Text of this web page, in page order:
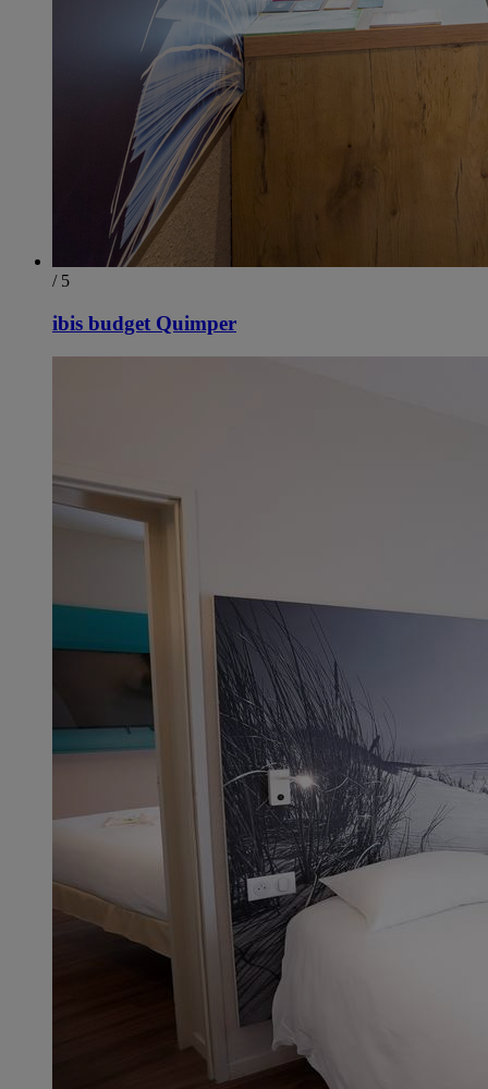
/ 5
ibis budget Quimper